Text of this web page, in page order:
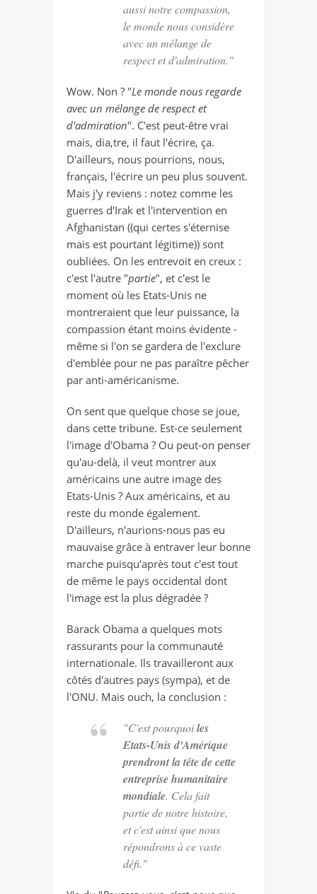
aussi notre compassion,
le monde nous considère
avec un mélange de
respect et d'admiration."
Wow. Non ? "Le monde nous regarde
avec un mélange de respect et
d'admiration". C'est peut-être vrai
mais, dia,tre, il faut l'écrire, ça.
D'ailleurs, nous pourrions, nous,
français, l'écrire un peu plus souvent.
Mais j'y reviens : notez comme les
guerres d'Irak et l'intervention en
Afghanistan ((qui certes s'éternise
mais est pourtant légitime)) sont
oubliées. On les entrevoit en creux :
c'est l'autre "partie", et c'est le
moment où les Etats-Unis ne
montreraient que leur puissance, la
compassion étant moins évidente -
même si l'on se gardera de l'exclure
d'emblée pour ne pas paraître pêcher
par anti-américanisme.
On sent que quelque chose se joue,
dans cette tribune. Est-ce seulement
l'image d'Obama ? Ou peut-on penser
qu'au-delà, il veut montrer aux
américains une autre image des
Etats-Unis ? Aux américains, et au
reste du monde également.
D'ailleurs, n'aurions-nous pas eu
mauvaise grâce à entraver leur bonne
marche puisqu'après tout c'est tout
de même le pays occidental dont
l'image est la plus dégradée ?
Barack Obama a quelques mots
rassurants pour la communauté
internationale. Ils travailleront aux
côtés d'autres pays (sympa), et de
l'ONU. Mais ouch, la conclusion :
"C'est pourquoiles
Etats-Unis d'Amérique
prendront la tête de cette
entreprise humanitaire
mondiale. Cela fait
partie de notre histoire,
et c'est ainsi que nous
répondrons à ce vaste
défi."